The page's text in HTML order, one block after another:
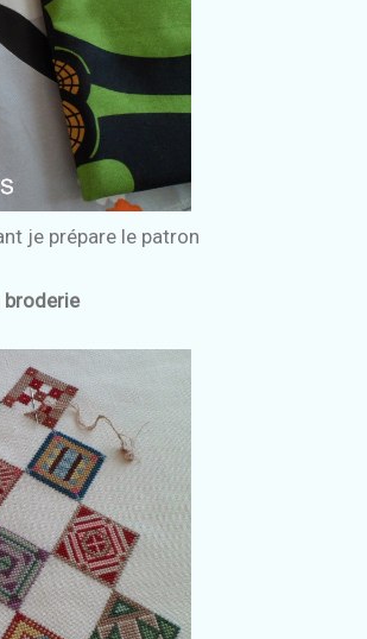
je prépare le patron
broderie